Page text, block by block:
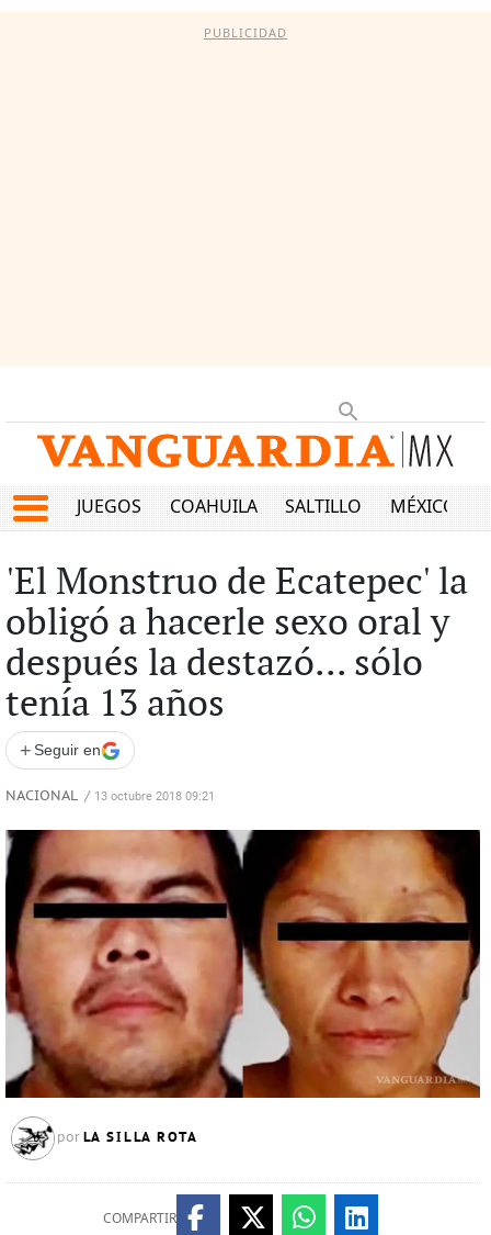
PUBLICIDAD
JUEGOS COAHUILA SALTILLO MÉXICO
'El Monstruo de Ecatepec' la
obligó a hacerle sexo oral y
después la destazó... sólo
tenía 13 años
+ Seguir en
NACIONAL / 13 octubre 2018 09:21
por LA SILLA ROTA
COMPARTIR